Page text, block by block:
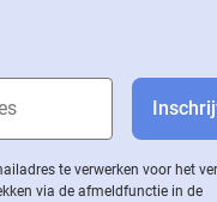
te verwerken voor het
via de af­meld­func­tie in de